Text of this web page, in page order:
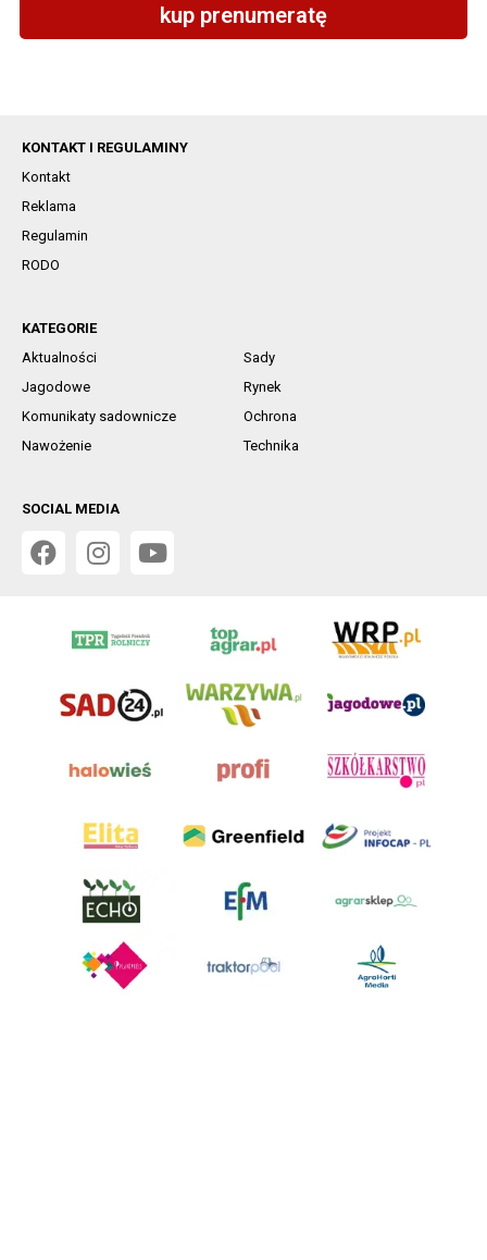
kup prenumeratę
KONTAKT I REGULAMINY
Kontakt
Reklama
Regulamin
RODO
KATEGORIE
Aktualności
Sady
Jagodowe
Rynek
Komunikaty sadownicze
Ochrona
Nawożenie
Technika
SOCIAL MEDIA